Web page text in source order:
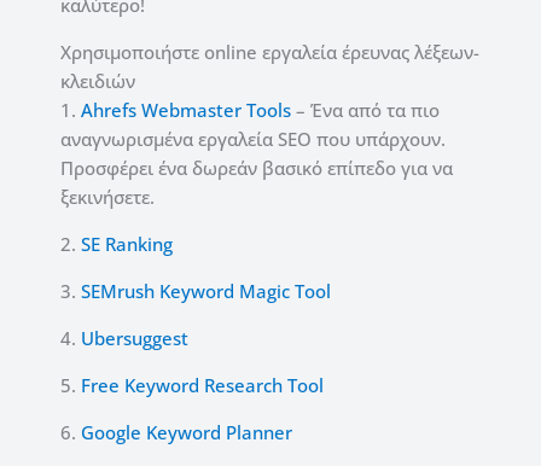
καλύτερο!
Χρησιμοποιήστε online εργαλεία έρευνας λέξεων-
κλειδιών
1. Ahrefs Webmaster Tools – Ένα από τα πιο
αναγνωρισμένα εργαλεία SEO που υπάρχουν.
Προσφέρει ένα δωρεάν βασικό επίπεδο για να
ξεκινήσετε.
2. SE Ranking
3. SEMrush Keyword Magic Tool
4. Ubersuggest
5. Free Keyword Research Tool
6. Google Keyword Planner